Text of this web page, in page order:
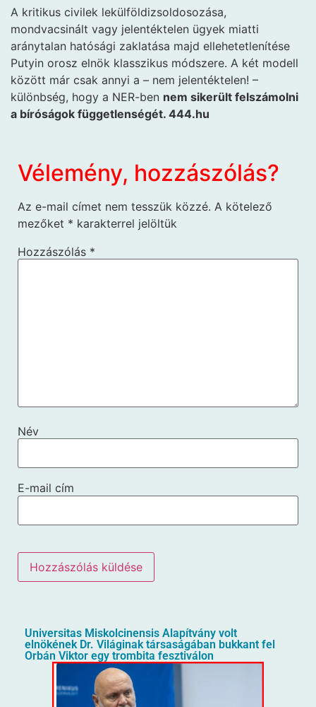
A kritikus civilek lekülföldizsoldosozása,
mondvacsinált vagy jelentéktelen ügyek miatti
aránytalan hatósági zaklatása majd ellehetetlenítése
Putyin orosz elnök klasszikus módszere. A két modell
között már csak annyi a – nem jelentéktelen! –
különbség, hogy a NER-ben nem sikerült felszámolni
a bíróságok függetlenségét. 444.hu
Vélemény, hozzászólás?
Az e-mail címet nem tesszük közzé. A kötelező
mezőket * karakterrel jelöltük
Hozzászólás *
Név
E-mail cím
Universitas Miskolcinensis Alapítvány volt
elnökének Dr. Világinak társaságában bukkant fel
Orbán Viktor egy trombita fesztiválon